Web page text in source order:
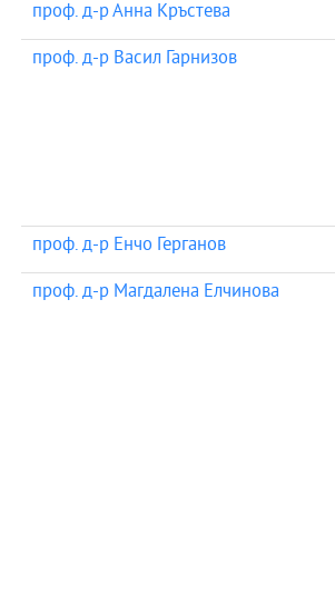
проф. д-р Анна Кръстева
проф. д-р Васил Гарнизов
проф. д-р Енчо Герганов
проф. д-р Магдалена Елчинова